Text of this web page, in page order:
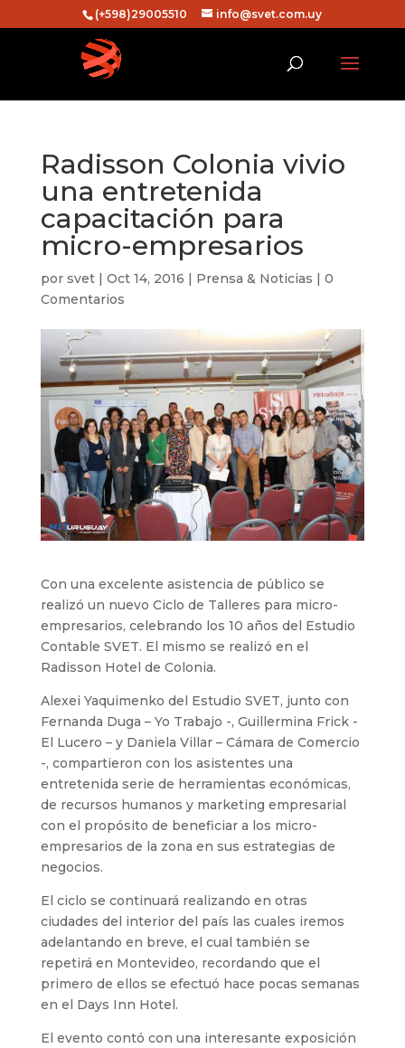
(+598)29005510 info@svet.com.uy
Radisson Colonia vivio
una entretenida
capacitación para
micro-empresarios
por svet| Oct 14, 2016 | Prensa & Noticias | 0
Comentarios
Con una excelente asistencia de público se
realizó un nuevo Ciclo de Talleres para micro-
empresarios, celebrando los 10 años del Estudio
Contable SVET. El mismo se realizó en el
Radisson Hotel de Colonia.
Alexei Yaquimenko del Estudio SVET, junto con
Fernanda Duga – Yo Trabajo -, Guillermina Frick -
El Lucero – y Daniela Villar – Cámara de Comercio
-, compartieron con los asistentes una
entretenida serie de herramientas económicas,
de recursos humanos y marketing empresarial
con el propósito de beneficiar a los micro-
empresarios de la zona en sus estrategias de
negocios.
El ciclo se continuará realizando en otras
ciudades del interior del país las cuales iremos
adelantando en breve, el cual también se
repetirá en Montevideo, recordando que el
primero de ellos se efectuó hace pocas semanas
en el Days Inn Hotel.
El evento contó con una interesante exposición